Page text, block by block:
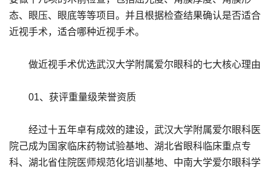
态、眼压、眼底等等项目。并且根据检查结果确认是否适合
近视手术，适合哪种近视手术。
做近视手术优选武汉大学附属爱尔眼科的七大核心理由
01、获评重量级荣誉资质
经过十五年卓有成效的建设，武汉大学附属爱尔眼科医
院己成为国家临床药物试验基地、湖北省眼科临床重点专
科、湖北省住院医师规范化培训基地、中南大学爱尔眼科学